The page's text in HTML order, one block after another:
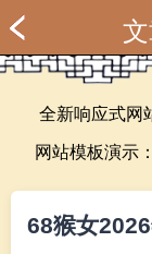
全新响应式网
网站模板演示：
68猴女